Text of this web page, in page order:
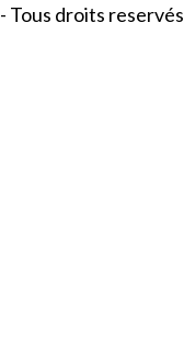
- Tous droits reservés